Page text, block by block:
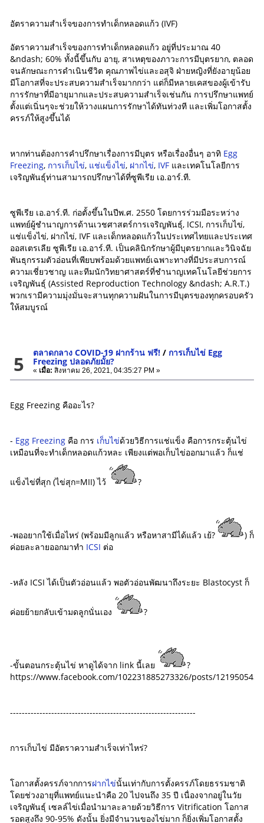
อัตราความสำเร็จของการทำเด็กหลอดแก้ว (IVF)
อัตราความสำเร็จของการทำเด็กหลอดแก้ว อยู่ที่ประมาณ 40
&ndash; 60% ทั้งนี้ขึ้นกับ อายุ, สาเหตุของภาวะการมีบุตรยาก, ตลอด
จนลักษณะการดำเนินชีวิต คุณภาพไข่และอสุจิ ฝ่ายหญิงที่ยังอายุน้อย
มีโอกาสที่จะประสบความสำเร็จมากกว่า แต่ก็มีหลายเคสของผู้เข้ารับ
การรักษาที่มีอายุมากและประสบความสำเร็จเช่นกัน การปรึกษาแพทย์
ตั้งแต่เนิ่นๆจะช่วยให้วางแผนการรักษาได้ทันท่วงที และเพิ่มโอกาสตั้ง
ครรภ์ให้สูงขึ้นได้
หากท่านต้องการคำปรึกษาเรื่องการมีบุตร หรือเรื่องอื่นๆ อาทิ Egg
Freezing, การเก็บไข่, แช่แข็งไข่, ฝากไข่, IVFและเทคโนโลยีการ
เจริญพันธุ์ท่านสามารถปรึกษาได้ที่ซูพีเรีย เอ.อาร์.ที.
ซูพีเรีย เอ.อาร์.ที. ก่อตั้งขึ้นในปีพ.ศ. 2550 โดยการร่วมมือระหว่าง
แพทย์ผู้ชำนาญการด้านเวชศาสตร์การเจริญพันธุ์, ICSI, การเก็บไข่,
แช่แข็งไข่, ฝากไข่, IVF และเด็กหลอดแก้วในประเทศไทยและประเทศ
ออสเตรเลีย ซูพีเรีย เอ.อาร์.ที. เป็นคลินิกรักษาผู้มีบุตรยากและวินิจฉัย
พันธุกรรมตัวอ่อนที่เพียบพร้อมด้วยแพทย์เฉพาะทางที่มีประสบการณ์
ความเชี่ยวชาญ และทีมนักวิทยาศาสตร์ที่ชำนาญเทคโนโลยีช่วยการ
เจริญพันธุ์ (Assisted Reproduction Technology &ndash; A.R.T.)
พวกเรามีความมุ่งมั่นจะสานทุกความฝันในการมีบุตรของทุกครอบครัว
ให้สมบูรณ์
5 ตลาดกลาง COVID-19 ฝากร้าน ฟรี! / การเก็บไข่ Egg
Freezing ปลอดภัยมั้ย?
« เมื่อ: สิงหาคม 26, 2021, 04:35:27 PM »
Egg Freezing คืออะไร?
- Egg Freezingคือ การ เก็บไข่ด้วยวิธีการแช่แข็ง คือการกระตุ้นไข่
เหมือนที่จะทำเด็กหลอดแก้วหละ เพียงแต่พอเก็บไข่ออกมาแล้ว ก็แช่
แข็งไข่ที่สุก (ไข่สุก=MII) ไว้ ?
-พออยากใช้เมื่อไหร่ (พร้อมมีลูกแล้ว หรือหาสามีได้แล้ว เย้?
) ก็
ค่อยละลายออกมาทำ ICSI ต่อ
-หลัง ICSI ได้เป็นตัวอ่อนแล้ว พอตัวอ่อนพัฒนาถึงระยะ Blastocyst ก็
ค่อยย้ายกลับเข้ามดลูกนั่นเอง ?
-ขั้นตอนกระตุ้นไข่ หาดูได้จาก link นี้เลย
?
https://www.facebook.com/102231885273326/posts/
---------------------------------------------------------------
การเก็บไข่ มีอัตราความสำเร็จเท่าไหร่?
โอกาสตั้งครรภ์จากการฝากไข่นั้นเท่ากับการตั้งครรภ์โดยธรรมชาติ
โดยช่วงอายุที่แพทย์แนะนำคือ 20 ไปจนถึง 35 ปี เนื่องจากอยู่ในวัย
เจริญพันธุ์ เซลล์ไข่เมื่อนำมาละลายด้วยวิธีการ Vitrification โอกาส
รอดสูงถึง 90-95% ดังนั้น ยิ่งมีจำนวนของไข่มาก ก็ยิ่งเพิ่มโอกาสตั้ง